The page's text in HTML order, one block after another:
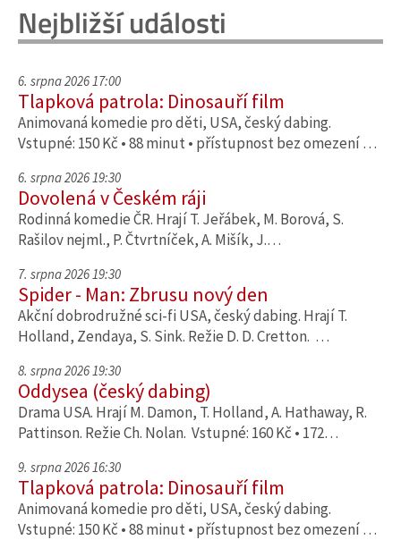
Nejbližší události
6. srpna 2026 17:00
Tlapková patrola: Dinosauří film
Animovaná komedie pro děti, USA, český dabing.
Vstupné: 150 Kč • 88 minut • přístupnost bez omezení …
6. srpna 2026 19:30
Dovolená v Českém ráji
Rodinná komedie ČR. Hrají T. Jeřábek, M. Borová, S.
Rašilov nejml., P. Čtvrtníček, A. Mišík, J.…
7. srpna 2026 19:30
Spider - Man: Zbrusu nový den
Akční dobrodružné sci-fi USA, český dabing. Hrají T.
Holland, Zendaya, S. Sink. Režie D. D. Cretton. …
8. srpna 2026 19:30
Oddysea (český dabing)
Drama USA. Hrají M. Damon, T. Holland, A. Hathaway, R.
Pattinson. Režie Ch. Nolan. Vstupné: 160 Kč • 172…
9. srpna 2026 16:30
Tlapková patrola: Dinosauří film
Animovaná komedie pro děti, USA, český dabing.
Vstupné: 150 Kč • 88 minut • přístupnost bez omezení …